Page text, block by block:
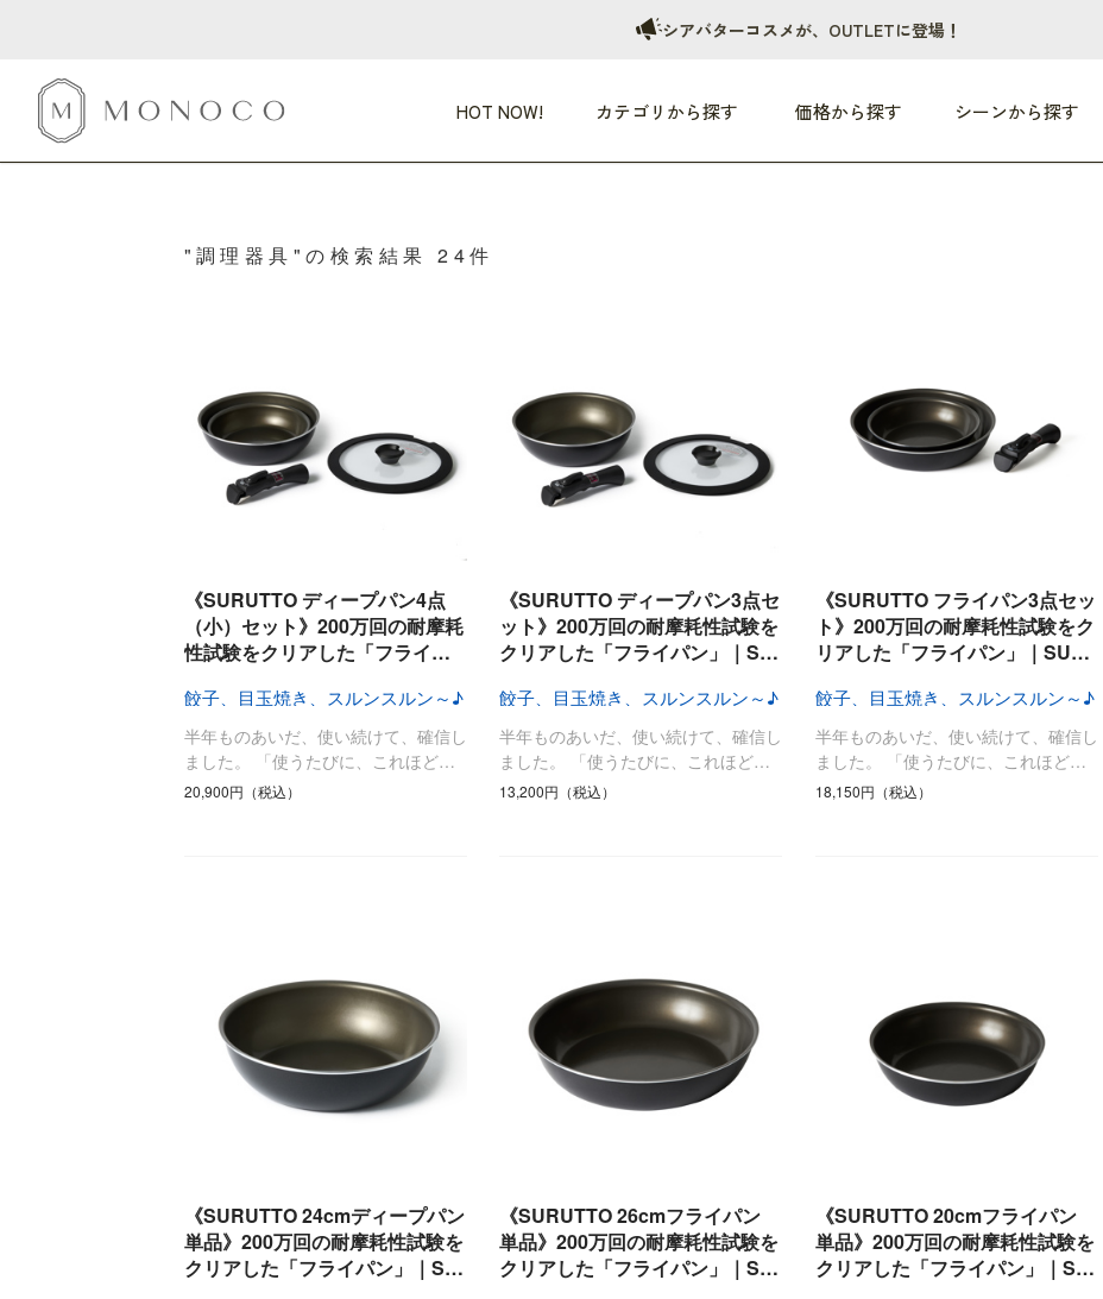
HOT NOW!
HOT NOW!
新商品
おまとめ割引
アウトレット
ひんやり今治タオル、生き返る〜
カテゴリから探す
CATEGORY インテリア
インテリア雑貨
ベランダ・庭
インテリア／その他
オーディオ家電
靴・靴下
レイングッズ
ファッション／小物
すべて
調理家電
調理器具
キッチン雑貨
すべて
掃除・洗濯
タオル
水筒
日用品／その他
すべて
肌・髪ケア
バスグッズ
健康グッズ
オーラルケア
価格から探す
1,000円未満 1,000円 - 3,000円
シーンから探す
SCENE GIFTS
気のきく手土産
毎日使ってね
いつも清潔
じぶんメンテナンス
おうちエクササイズ
食いしん坊クラブ
料理と団らん
仕事へGO
"調理器具"の検索結果 24件
《SURUTTO ディープパン4点
（小）セット》200万回の耐摩耗
性試験をクリアした「フライ…
餃子、目玉焼き、スルンスルン～♪
半年ものあいだ、使い続けて、確信し
ました。 「使うたびに、これほど…
20,900円（税込）
《SURUTTO ディープパン3点セ
ット》200万回の耐摩耗性試験を
クリアした「フライパン」｜S…
餃子、目玉焼き、スルンスルン～♪
半年ものあいだ、使い続けて、確信し
ました。 「使うたびに、これほど…
13,200円（税込）
《SURUTTO フライパン3点セッ
ト》200万回の耐摩耗性試験をク
リアした「フライパン」｜SU…
餃子、目玉焼き、スルンスルン～♪
半年ものあいだ、使い続けて、確信し
ました。 「使うたびに、これほど…
18,150円（税込）
《SURUTTO 24cmディープパン
単品》200万回の耐摩耗性試験を
クリアした「フライパン」｜S…
《SURUTTO 26cmフライパン
単品》200万回の耐摩耗性試験を
クリアした「フライパン」｜S…
《SURUTTO 20cmフライパン
単品》200万回の耐摩耗性試験を
クリアした「フライパン」｜S…
シアバターコスメが、OUTLETに登場！